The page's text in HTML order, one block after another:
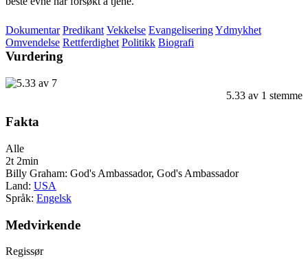
Dokumentar Predikant Vekkelse EvangeliseringYdmykhet
Omvendelse Rettferdighet Politikk Biografi
Vurdering
5.33 av 1 stemme
Fakta
Alle
2t 2min
Billy Graham: God's Ambassador, God's Ambassador
Land: USA
Språk: Engelsk
Medvirkende
Regissør